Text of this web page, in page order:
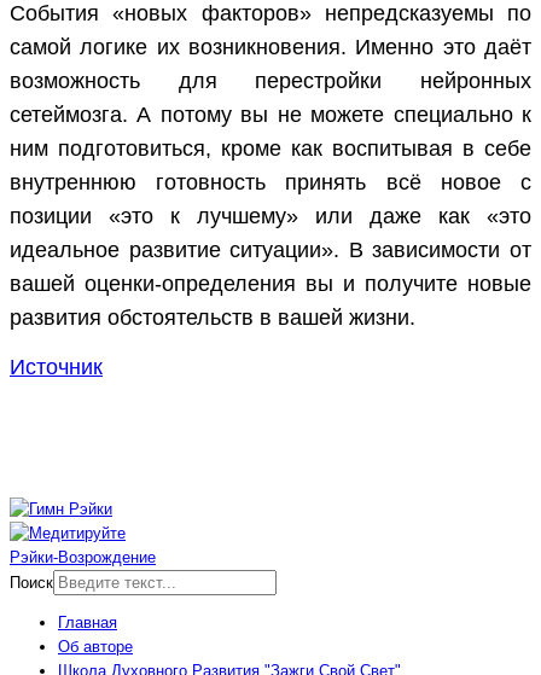
События «новых факторов» непредсказуемы по
самой логике их возникновения. Именно это даёт
возможность для перестройки нейронных
сетеймозга. А потому вы не можете специально к
ним подготовиться, кроме как воспитывая в себе
внутреннюю готовность принять всё новое с
позиции «это к лучшему» или даже как «это
идеальное развитие ситуации». В зависимости от
вашей оценки-определения вы и получите новые
развития обстоятельств в вашей жизни.
Источник
Рэйки-Возрождение
Поиск
Главная
Об авторе
Школа Духовного Развития "Зажги Свой Свет"